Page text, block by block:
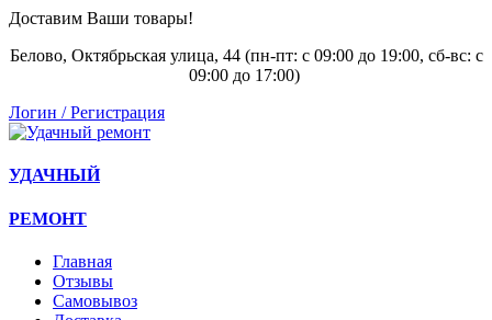
Доставим Ваши товары!
Белово, Октябрьская улица, 44 (пн-пт: с 09:00 до 19:00, сб-вс: с
09:00 до 17:00)
Логин / Регистрация
УДАЧНЫЙ
РЕМОНТ
Главная
Отзывы
Самовывоз